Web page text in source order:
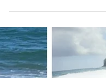
bien plus encore !